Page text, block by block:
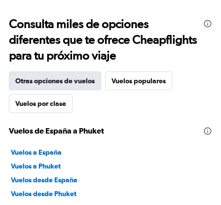
Consulta miles de opciones
diferentes que te ofrece Cheapflights
para tu próximo viaje
Otras opciones de vuelos Vuelos populares
Vuelos por clase
Vuelos de España a Phuket
Vuelos a España
Vuelos a Phuket
Vuelos desde España
Vuelos desde Phuket